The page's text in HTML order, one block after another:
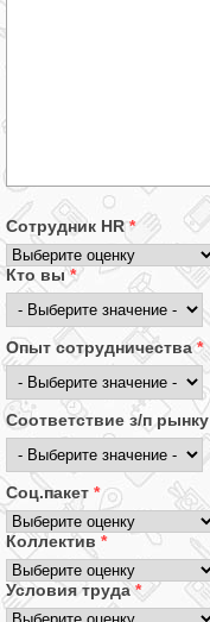
Сотрудник HR*
Кто вы*
Опыт сотрудничества*
Соответствие з/п рынку
Соц.пакет *
Коллектив *
Условия труда *